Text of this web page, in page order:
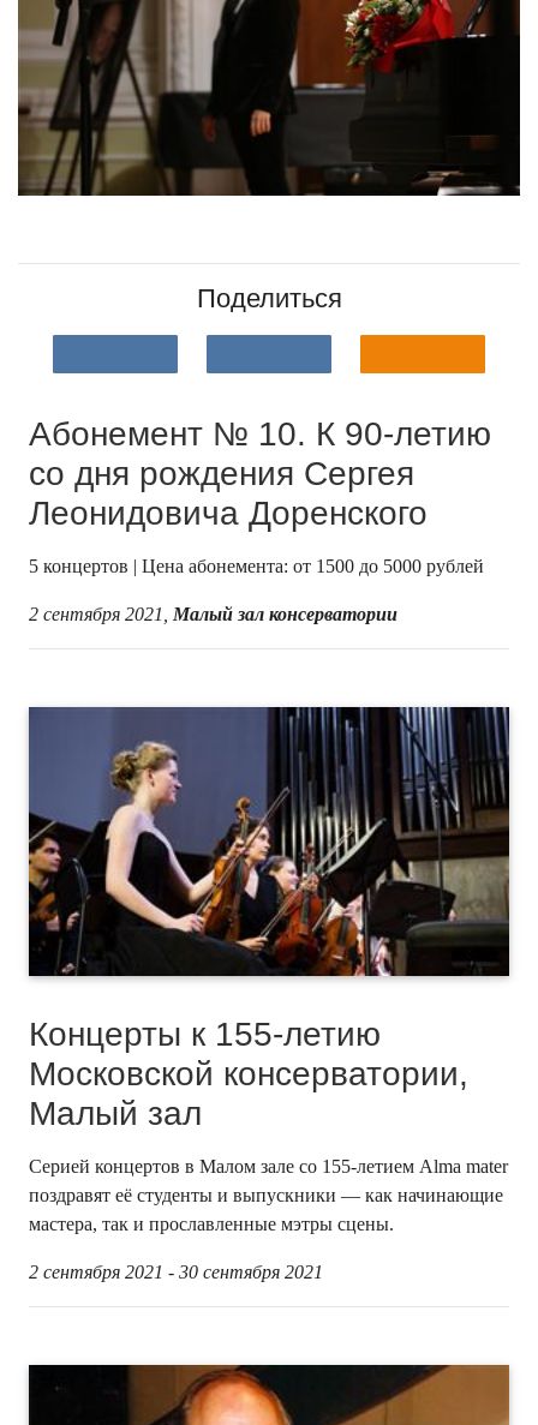
Поделиться
Абонемент № 10. К 90-летию
со дня рождения Сергея
Леонидовича Доренского
5 концертов | Цена абонемента: от 1500 до 5000 рублей
2 сентября 2021, Малый зал консерватории
Концерты к 155-летию
Московской консерватории,
Малый зал
Серией концертов в Малом зале со 155-летием Alma mater
поздравят её студенты и выпускники — как начинающие
мастера, так и прославленные мэтры сцены.
2 сентября 2021 - 30 сентября 2021